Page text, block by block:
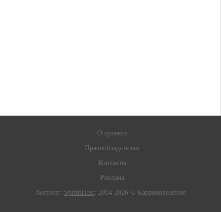
О проекте
Правообладателям
Контакты
Реклама
Хостинг: SprintHost; 2014-2026 © Карриковедение